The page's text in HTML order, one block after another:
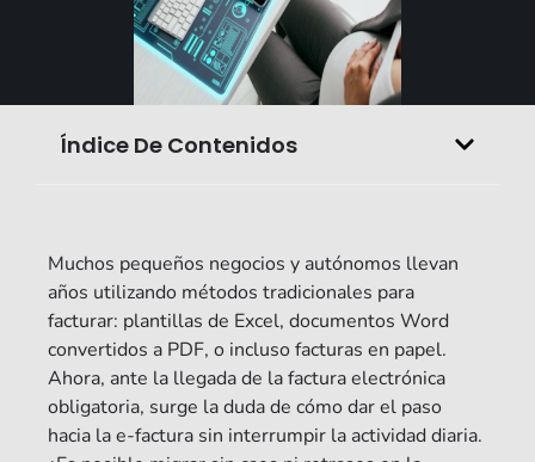
Índice De Contenidos
Muchos pequeños negocios y autónomos llevan
años utilizando métodos tradicionales para
facturar: plantillas de Excel, documentos Word
convertidos a PDF, o incluso facturas en papel.
Ahora, ante la llegada de la factura electrónica
obligatoria, surge la duda de cómo dar el paso
hacia la e-factura sin interrumpir la actividad diaria.